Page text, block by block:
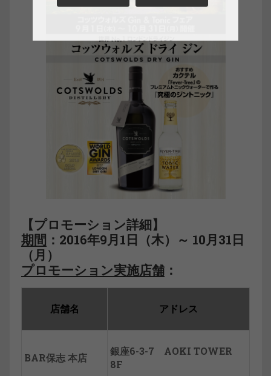
【プロモーション詳細】
期間 ：2016年9月1日（木）～ 10月31日
（月）
プロモーション実施店舗 ：
店舗名 アドレス
BAR保志 本店
銀座6-3-7 AOKI TOWER
8F